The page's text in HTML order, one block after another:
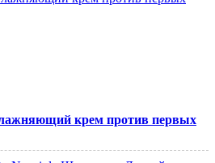
крем против первых